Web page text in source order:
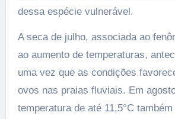
dessa espécie vulnerável.
A seca de julho, associada ao
ao aumento de temperaturas,
uma vez que as condições
ovos nas praias fluviais. Em
temperatura de até 11,5°C